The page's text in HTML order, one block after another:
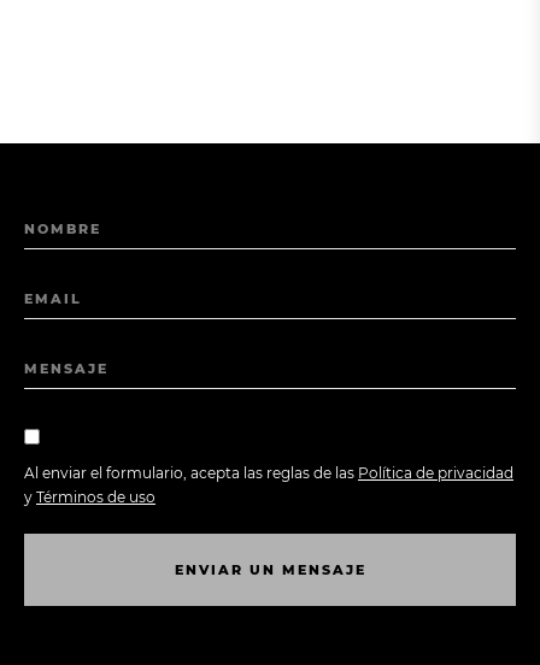
NOMBRE
EMAIL
MENSAJE
Al enviar el formulario, acepta las reglas de las Política de privacidad
y Términos de uso
EN VI AR U N M EN SAJE